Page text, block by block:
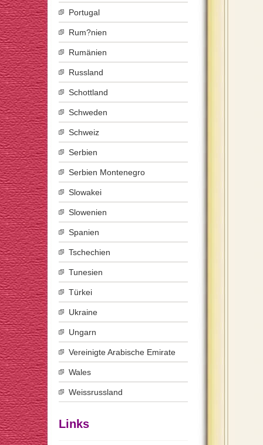
Portugal
Rum?nien
Rumänien
Russland
Schottland
Schweden
Schweiz
Serbien
Serbien Montenegro
Slowakei
Slowenien
Spanien
Tschechien
Tunesien
Türkei
Ukraine
Ungarn
Vereinigte Arabische Emirate
Wales
Weissrussland
Links